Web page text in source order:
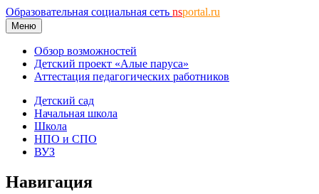
Образовательная социальная сеть nsportal.ru
Меню
Обзор возможностей
Детский проект «Алые паруса»
Аттестация педагогических работников
Детский сад
Начальная школа
Школа
НПО и СПО
ВУЗ
Навигация